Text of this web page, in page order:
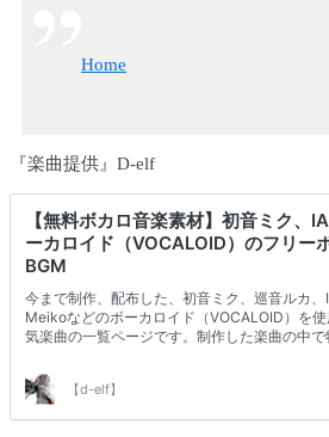
Home
『楽曲提供』D-elf